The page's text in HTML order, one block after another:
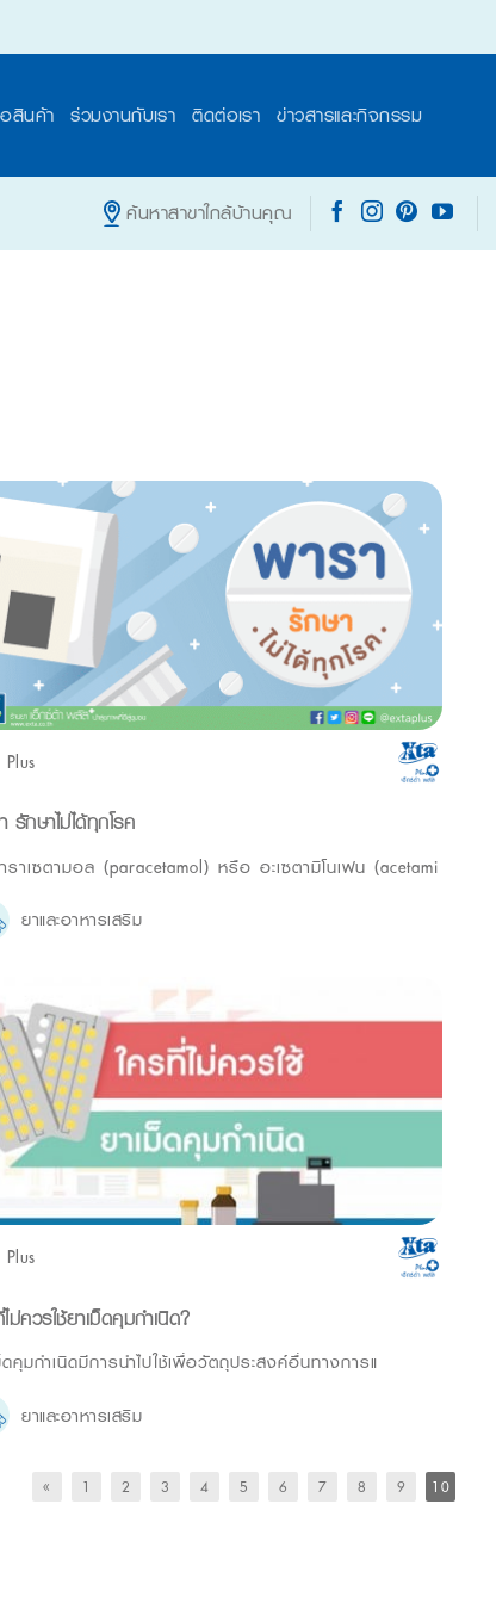
สินค้า ร่วมงานกับเรา ติดต่อเรา ข่าวสารและกิจกรรม
ค้นหาสาขาใกล้บ้านคุณ
รักษาไม่ได้ทุกโรค
ราเซตามอล (paracetamol) หรือ อะเซตามิโนเฟน (acetami
ยาและอาหารเสริม
ม่ควรใช้ยาเม็ดคุมกำเนิด?
ดคุมกำเนิดมีการนำไปใช้เพื่อวัตถุประสงค์อื่นทางการแ
ยาและอาหารเสริม
« 1 2 3 4 5 6 7 8 9 10